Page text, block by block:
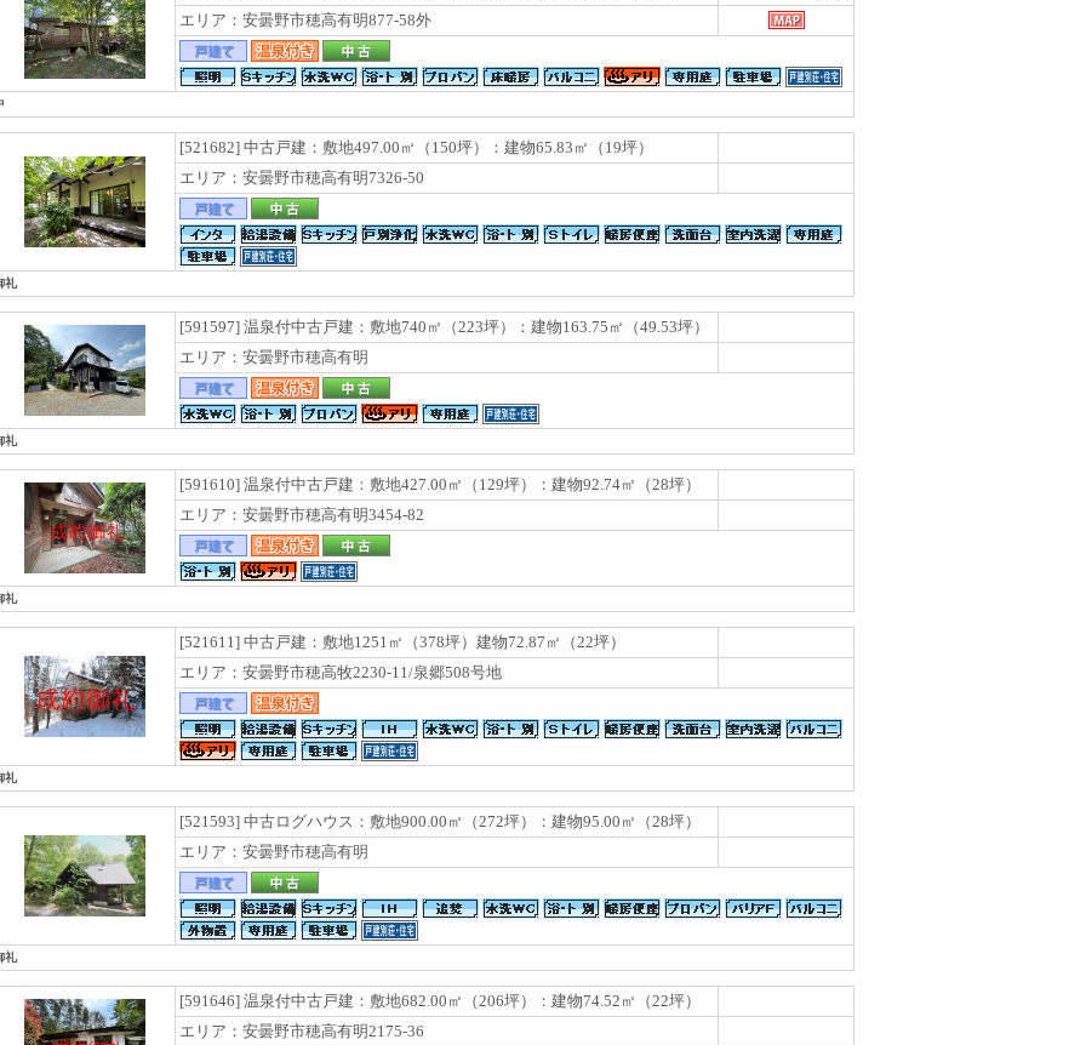
エリア：安曇野市穂高有明877-58外
[521682] 中古戸建：敷地497.00㎡（150坪）：建物65.83㎡（19坪）
エリア：安曇野市穂高有明7326-50
礼
[591597] 温泉付中古戸建：敷地740㎡（223坪）：建物163.75㎡（49.53坪）
エリア：安曇野市穂高有明
礼
[591610] 温泉付中古戸建：敷地427.00㎡（129坪）：建物92.74㎡（28坪）
エリア：安曇野市穂高有明3454-82
礼
[521611] 中古戸建：敷地1251㎡（378坪）建物72.87㎡（22坪）
エリア：安曇野市穂高牧2230-11/泉郷508号地
礼
[521593] 中古ログハウス：敷地900.00㎡（272坪）：建物95.00㎡（28坪）
エリア：安曇野市穂高有明
礼
[591646] 温泉付中古戸建：敷地682.00㎡（206坪）：建物74.52㎡（22坪）
エリア：安曇野市穂高有明2175-36